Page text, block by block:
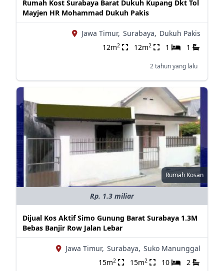
Rumah Kost Surabaya Barat Dukuh Kupang Dkt Tol
Mayjen HR Mohammad Dukuh Pakis
Jawa Timur, Surabaya, Dukuh Pakis
12m2 12m2 1 1
2 tahun yang lalu
Rumah Kosan
Rp. 1.3 miliar
Dijual Kos Aktif Simo Gunung Barat Surabaya 1.3M
Bebas Banjir Row Jalan Lebar
Jawa Timur, Surabaya, Suko Manunggal
15m2 15m2 10 2